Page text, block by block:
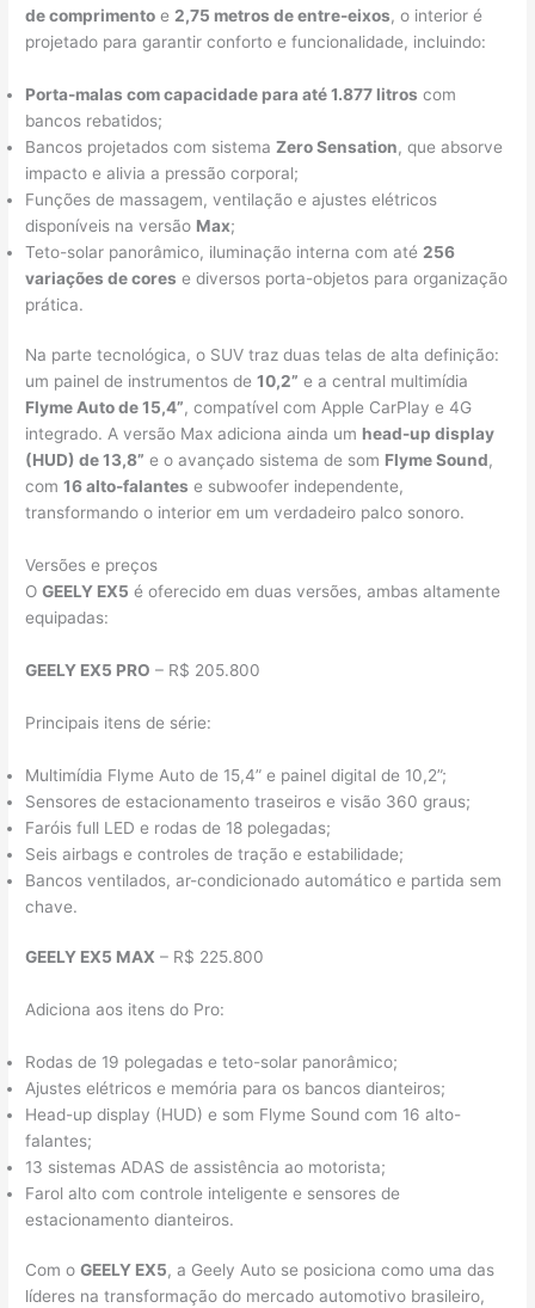
de comprimento e 2,75 metros de entre-eixos, o interior é
projetado para garantir conforto e funcionalidade, incluindo:
Porta-malas com capacidade para até 1.877 litros com
bancos rebatidos;
Bancos projetados com sistemaZero Sensation, que absorve
impacto e alivia a pressão corporal;
Funções de massagem, ventilação e ajustes elétricos
disponíveis na versão Max;
Teto-solar panorâmico, iluminação interna com até 256
variações de cores e diversos porta-objetos para organização
prática.
Na parte tecnológica, o SUV traz duas telas de alta definição:
um painel de instrumentos de10,2” e a central multimídia
Flyme Auto de 15,4”, compatível com Apple CarPlay e 4G
integrado. A versão Max adiciona ainda um head-up display
(HUD) de 13,8” e o avançado sistema de som Flyme Sound,
com16 alto-falantes e subwoofer independente,
transformando o interior em um verdadeiro palco sonoro.
Versões e preços
OGEELY EX5 é oferecido em duas versões, ambas altamente
equipadas:
GEELY EX5 PRO – R$ 205.800
Principais itens de série:
Multimídia Flyme Auto de 15,4” e painel digital de 10,2”;
Sensores de estacionamento traseiros e visão 360 graus;
Faróis full LED e rodas de 18 polegadas;
Seis airbags e controles de tração e estabilidade;
Bancos ventilados, ar-condicionado automático e partida sem
chave.
GEELY EX5 MAX – R$ 225.800
Adiciona aos itens do Pro:
Rodas de 19 polegadas e teto-solar panorâmico;
Ajustes elétricos e memória para os bancos dianteiros;
Head-up display (HUD) e som Flyme Sound com 16 alto-
falantes;
13 sistemas ADAS de assistência ao motorista;
Farol alto com controle inteligente e sensores de
estacionamento dianteiros.
Com oGEELY EX5, a Geely Auto se posiciona como uma das
líderes na transformação do mercado automotivo brasileiro,